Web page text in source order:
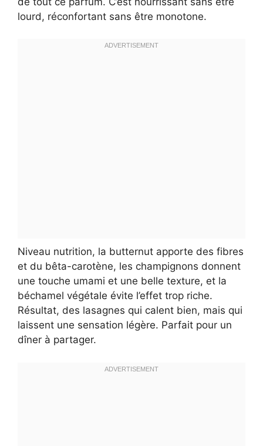
lourd, réconfortant sans être monotone.
Niveau nutrition, la butternut apporte des fibres
et du bêta-carotène, les champignons donnent
une touche umami et une belle texture, et la
béchamel végétale évite l’effet trop riche.
Résultat, des lasagnes qui calent bien, mais qui
laissent une sensation légère. Parfait pour un
dîner à partager.